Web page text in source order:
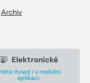
Archiv
Elektronické
ihned i v mobilní
aplikaci